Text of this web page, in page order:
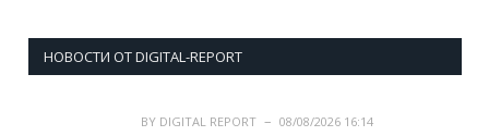
НОВОСТИ ОТ DIGITAL-REPORT
BY DIGITAL REPORT
08/08/2026 16:14